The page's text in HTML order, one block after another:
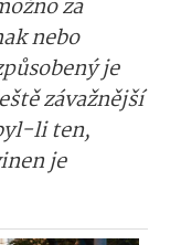
za
nebo
je
závažnější
li ten,
je